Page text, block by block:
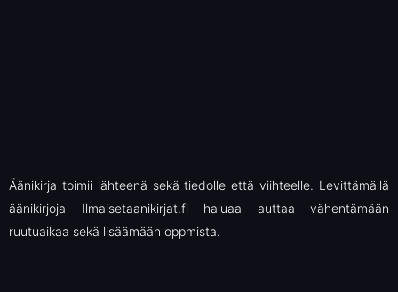
Äänikirja toimii lähteenä sekä tiedolle että viihteelle. Levittämällä
äänikirjoja Ilmaisetaanikirjat.fi haluaa auttaa vähentämään
ruutuaikaa sekä lisäämään oppmista.